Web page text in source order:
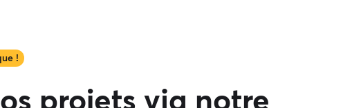
!
projets via notre